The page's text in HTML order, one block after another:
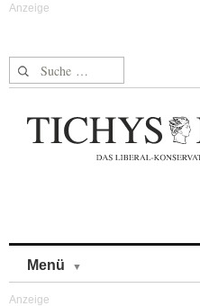
Suche nach:
Menü